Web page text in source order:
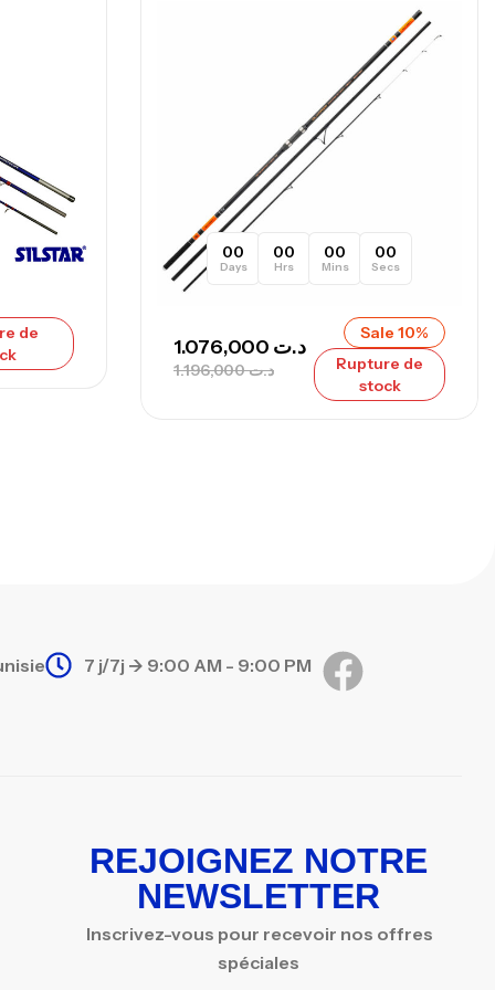
de
00
Days
00
Hrs
00
Mins
00
Secs
د.ت1.196,000
د.ت
Sale 10%
Rupture de
stock
7 j/7j -> 9:00 AM - 9:00 PM
REJOIGNEZ NOTRE
NEWSLETTER
Inscrivez-vous pour recevoir nos offres
spéciales